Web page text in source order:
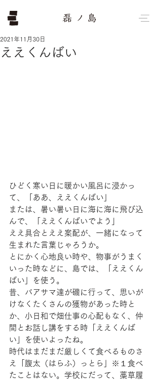
ええくんばい
2021年11月30日
ひどく寒い日に暖かい風呂に浸かっ
て、「ああ、ええくんばい」
または、暑い暑い日に海に海に飛び込
んで、「ええくんばいでよう」
ええ具合とええ案配が、一緒になって
生まれた言葉じゃろうか。
とにかく心地良い時や、物事がうまく
いった時などに、島では、「ええくん
ばい」を使う。
昔、バアサマ達が磯に行って、思いが
けなくたくさんの獲物があった時と
か、小日和で畑仕事の心配もなく、仲
間とお話し講をする時「ええくんば
い」を使いよったね。
時代はまだまだ厳しくて食べるものさ
え「腹太（はらふ）っとら」※１食べ
たことはない。学校にだって、藁草履